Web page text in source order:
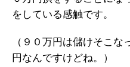
をしている感触です。
（９０万円は儲けそこ
円なんですけどね。）